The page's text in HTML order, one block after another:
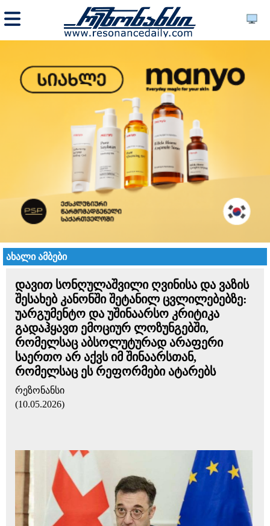
ახალი ამბები
დავით სონღულაშვილი ღვინისა და ვაზის
შესახებ კანონში შეტანილ ცვლილებებზე:
უარგუმენტო და უშინაარსო კრიტიკა
გადაჰყავთ ემოციურ ლოზუნგებში,
რომელსაც აბსოლუტურად არაფერი
საერთო არ აქვს იმ შინაარსთან,
რომელსაც ეს რეფორმები ატარებს
რეზონანსი
(10.05.2026)